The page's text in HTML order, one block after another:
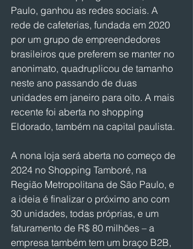
Paulo, ganhou as redes sociais. A
rede de cafeterias, fundada em 2020
por um grupo de empreendedores
brasileiros que preferem se manter no
anonimato, quadruplicou de tamanho
neste ano passando de duas
unidades em janeiro para oito. A mais
recente foi aberta no shopping
Eldorado, também na capital paulista.
A nona loja será aberta no começo de
2024 no Shopping Tamboré, na
Região Metropolitana de São Paulo, e
a ideia é finalizar o próximo ano com
30 unidades, todas próprias, e um
faturamento de R$ 80 milhões – a
empresa também tem um braço B2B,